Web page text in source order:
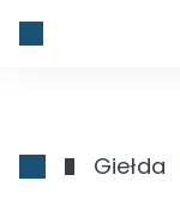
Giełda